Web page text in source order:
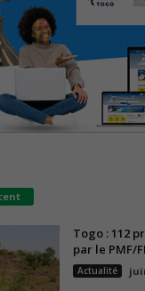
Togo : 112
par le PMF/
Actualité